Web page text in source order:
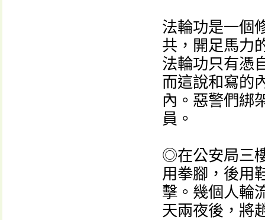
法輪功是一個
共，開足馬力
法輪功只有憑
而這說和寫的
內。惡警們綁
員。
◎在公安局三
用拳腳，後用
擊。幾個人輪
天兩夜後，將